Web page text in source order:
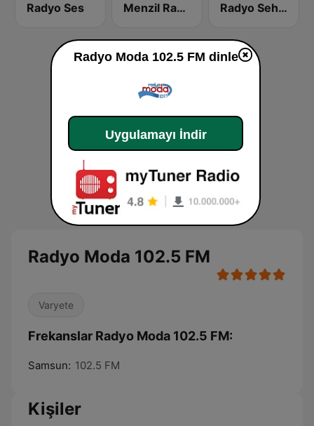
Radyo Ses Menzil Radyo Radyo Seher Yeli
Radyo Moda 102.5 FM
Varyete
Frekanslar Radyo Moda 102.5 FM:
Samsun: 102.5 FM
Kişiler
Radyo Moda 102.5 FM dinle
Uygulamayı İndir